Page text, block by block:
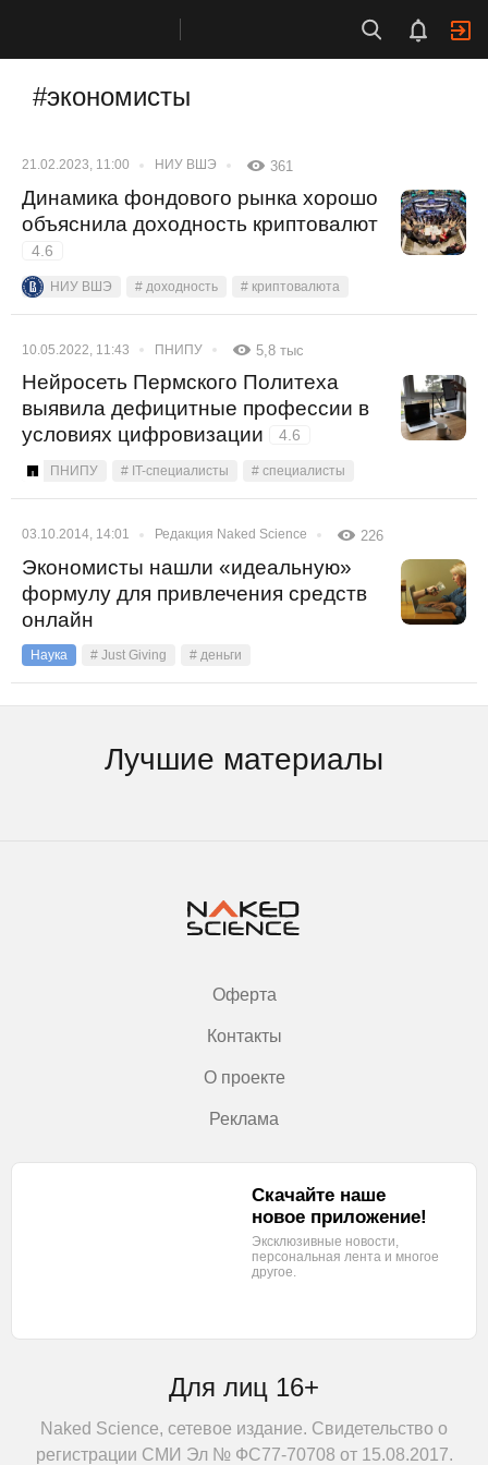
#экономисты
21.02.2023, 11:00 НИУ ВШЭ 361
Динамика фондового рынка хорошо
объяснила доходность криптовалют
4.6
НИУ ВШЭ # доходность # криптовалюта
10.05.2022, 11:43 ПНИПУ 5,8 тыс
Нейросеть Пермского Политеха
выявила дефицитные профессии в
условиях цифровизации
4.6
ПНИПУ # IT-специалисты # специалисты
03.10.2014, 14:01 Редакция Naked Science 226
Экономисты нашли «идеальную»
формулу для привлечения средств
онлайн
Наука # Just Giving # деньги
Лучшие материалы
Оферта
Контакты
О проекте
Реклама
Для лиц 16+
Naked Science, сетевое издание. Свидетельство о
регистрации СМИ Эл № ФС77-70708 от 15.08.2017.
Скачайте наше
новое приложение!
Эксклюзивные новости,
персональная лента и многое
другое.